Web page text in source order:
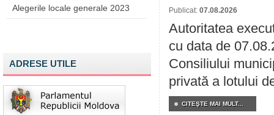
Alegerile locale generale 2023
ADRESE UTILE
Publicat: 07.08.2026
Autoritatea
cu data de
Consiliului
privată a lotului
CITEŞTE MAI MULT...